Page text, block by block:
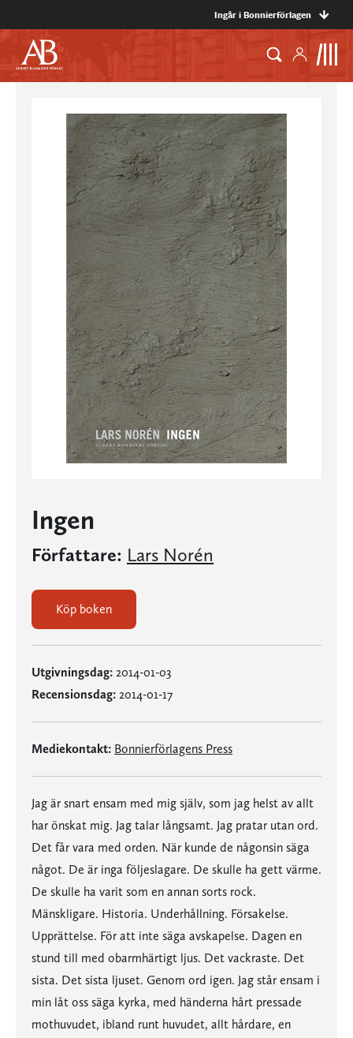
Ingår i Bonnierförlagen
Ingen
Författare: Lars Norén
Köp boken
Utgivningsdag: 2014-01-03
Recensionsdag: 2014-01-17
Mediekontakt: Bonnierförlagens Press
Jag är snart ensam med mig själv, som jag helst av allt
har önskat mig. Jag talar långsamt. Jag pratar utan ord.
Det får vara med orden. När kunde de någonsin säga
något. De är inga följeslagare. De skulle ha gett värme.
De skulle ha varit som en annan sorts rock.
Mänskligare. Historia. Underhållning. Försakelse.
Upprättelse. För att inte säga avskapelse. Dagen en
stund till med obarmhärtigt ljus. Det vackraste. Det
sista. Det sista ljuset. Genom ord igen. Jag står ensam i
min låt oss säga kyrka, med händerna hårt pressade
mothuvudet, ibland runt huvudet, allt hårdare, en